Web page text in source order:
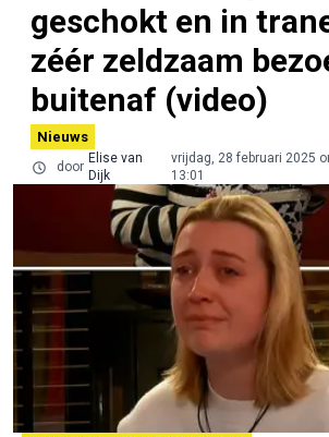
geschokt en in
zéér zeldzaam
buitenaf (video)
Nieuws
door
Elise van
Dijk
vrijdag, 28 februari 2025
13:01